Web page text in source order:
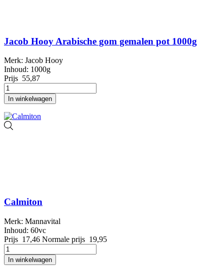
Jacob Hooy Arabische gom gemalen pot 1000g
Merk: Jacob Hooy
Inhoud: 1000g
Prijs 55,87
In winkelwagen
Calmiton
Merk: Mannavital
Inhoud: 60vc
Prijs 17,46 Normale prijs 19,95
In winkelwagen